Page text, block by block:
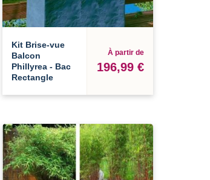
Kit Brise-vue
Balcon
Phillyrea - Bac
Rectangle
À partir de
196,99 €